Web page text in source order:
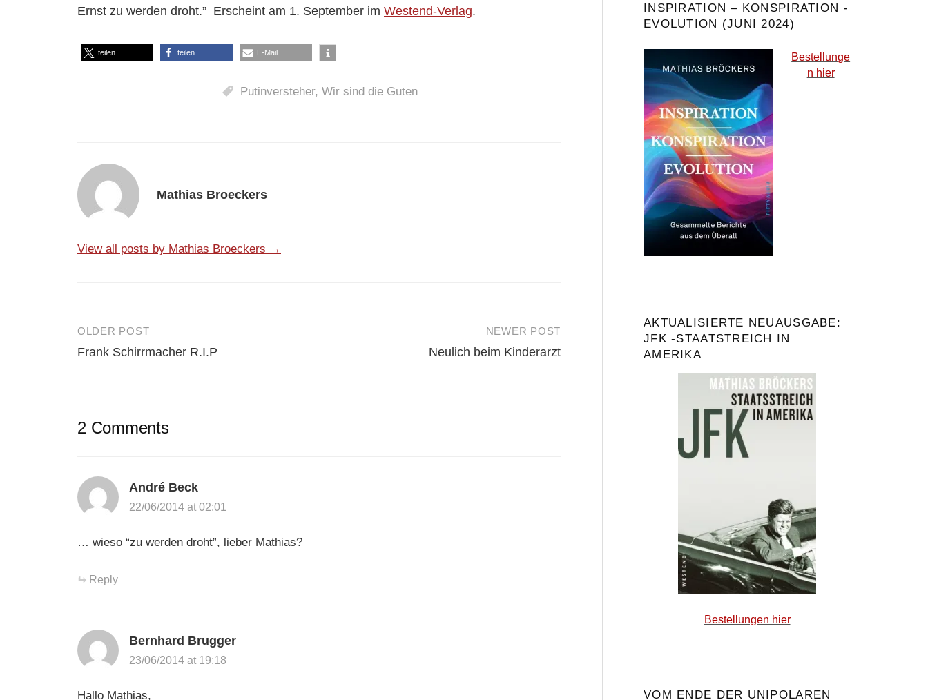
Ernst zu werden droht.” Erscheint am 1. September im Westend-Verlag.
teilen teilen E-Mail
Putinversteher, Wir sind die Guten
Mathias Broeckers
View all posts by Mathias Broeckers →
Post
OLDER POST
Frank Schirrmacher R.I.P
NEWER POST
Neulich beim Kinderarzt
2 Comments
André Beck
22/06/2014 at 02:01
… wieso “zu werden droht”, lieber Mathias?
Reply
Bernhard Brugger
23/06/2014 at 19:18
Hallo Mathias,
INSPIRATION – KONSPIRATION -
EVOLUTION (JUNI 2024)
Bestellunge
n hier
AKTUALISIERTE NEUAUSGABE:
JFK -STAATSTREICH IN
AMERIKA
Bestellungen hier
VOM ENDE DER UNIPOLAREN